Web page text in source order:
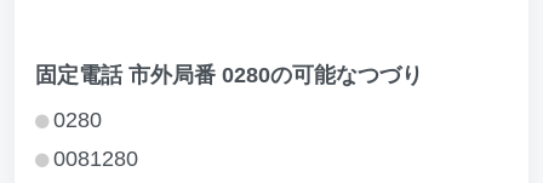
固定電話 市外局番 0280の可能なつづり
0280
0081280